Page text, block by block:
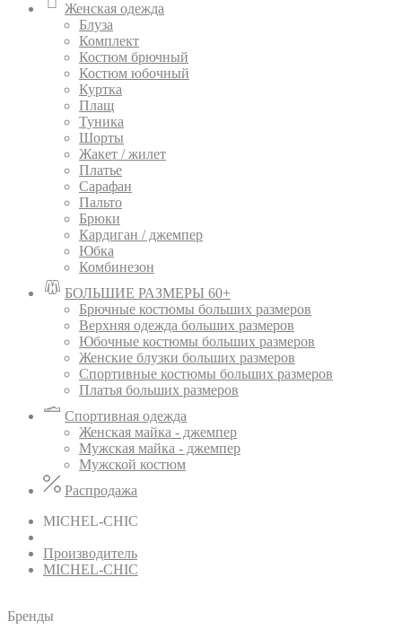
Женская одежда
Блуза
Комплект
Костюм брючный
Костюм юбочный
Куртка
Плащ
Туника
Шорты
Жакет / жилет
Платье
Сарафан
Пальто
Брюки
Кардиган / джемпер
Юбка
Комбинезон
БОЛЬШИЕ РАЗМЕРЫ 60+
Брючные костюмы больших размеров
Верхняя одежда больших размеров
Юбочные костюмы больших размеров
Женские блузки больших размеров
Спортивные костюмы больших размеров
Платья больших размеров
Спортивная одежда
Женская майка - джемпер
Мужская майка - джемпер
Мужской костюм
Распродажа
MICHEL-CHIC
Производитель
MICHEL-CHIC
Бренды